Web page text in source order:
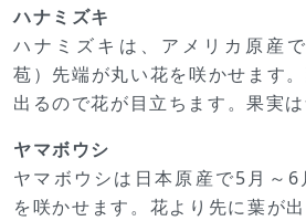
ハナミズキ
ハナミズキは、アメリカ原産
苞）先端が丸い花を咲かせます
出るので花が目立ちます。果実は
ヤマボウシ
ヤマボウシは日本原産で5月～
を咲かせます。花より先に葉が